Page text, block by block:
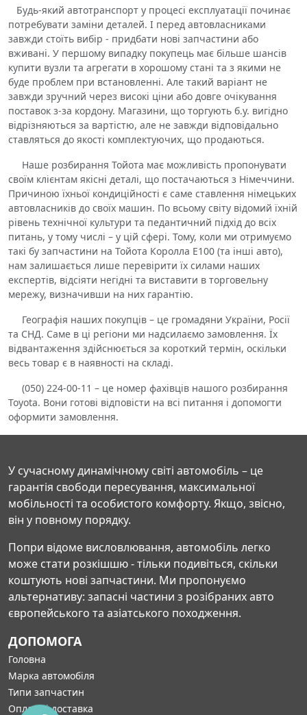
Будь-який автотранспорт у процесі експлуатації починає
потребувати заміни деталей. І перед автовласниками
завжди стоїть вибір - придбати нові запчастини або
вживані. У першому випадку покупець має більше шансів
купити вузли та агрегати в хорошому стані та з якими не
буде проблем при встановленні. Але такий варіант не
завжди зручний через високі ціни або довге очікування
поставок з-за кордону. Магазини, що торгують б.у. вигідно
відрізняються за вартістю, але не завжди відповідально
ставляться до якості комплектуючих, що продаються.
Наше розбирання Тойота має можливість пропонувати
своїм клієнтам якісні деталі, що постачаються з Німеччини.
Причиною їхньої кондиційності є саме ставлення німецьких
автовласників до своїх машин. По всьому світу відомий їхній
рівень технічної культури та педантичний підхід до всіх
питань, у тому числі – у цій сфері. Тому, коли ми отримуємо
такі бу запчастини на Тойота Королла Е100 (та інші авто),
нам залишається лише перевірити їх силами наших
експертів, відсіяти негідні та виставити в торговельну
мережу, визначивши на них гарантію.
Географія наших покупців – це громадяни України, Росії
та СНД. Саме в ці регіони ми надсилаємо замовлення. Їх
відвантаження здійснюється за короткий термін, оскільки
весь товар є в наявності на складі.
(050) 224-00-11 – це номер фахівців нашого розбирання
Toyota. Вони готові відповісти на всі питання і допомогти
оформити замовлення.
У сучасному динамічному світі автомобіль – це
гарантія свободи пересування, максимальної
мобільності та особистого комфорту. Якщо, звісно,
він у повному порядку.
Попри відоме висловлювання, автомобіль легко
може стати розкішшю - тільки подивіться, скільки
коштують нові запчастини. Ми пропонуємо
альтернативу: запасні частини з розібраних авто
європейського та азіатського походження.
ДОПОМОГА
Головна
Марка автомобіля
Типи запчастин
Оплата і доставка